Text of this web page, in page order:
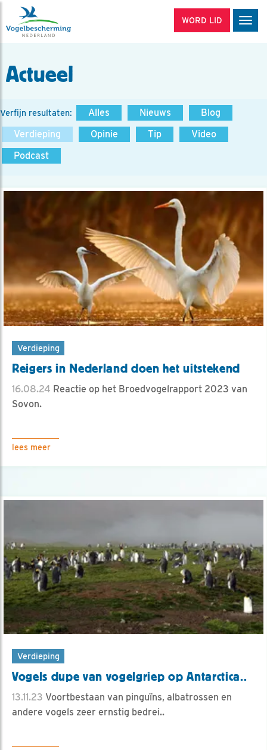
WORD LID
Actueel
Verfijn resultaten: Alles Nieuws
Blog
Verdieping
Opinie Tip
Video
Podcast
Verdieping
Reigers in Nederland doen het uitstekend
16.08.24 Reactie op het Broedvogelrapport 2023 van
Sovon.
lees meer
Verdieping
Vogels dupe van vogelgriep op Antarctica..
13.11.23 Voortbestaan van pinguïns, albatrossen en
andere vogels zeer ernstig bedrei..